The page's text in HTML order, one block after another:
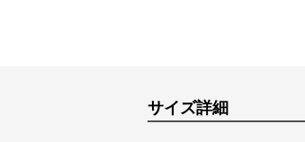
サイズ詳細